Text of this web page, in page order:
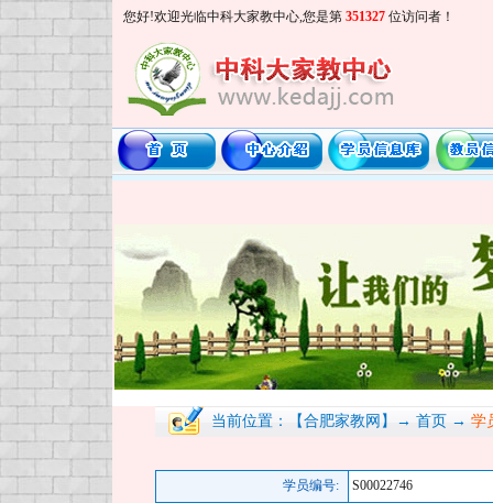
您好!欢迎光临中科大家教中心,您是第 351327 位访问者！
当前位置：【合肥家教网】→ 首页 → 学
学员编号: S00022746